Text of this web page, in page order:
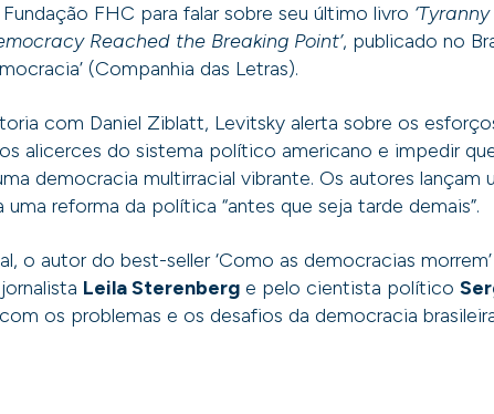
FHC para falar sobre seu último livro
Reached the Breaking Point’, publicado no
(Companhia das Letras).
com Daniel Ziblatt, Levitsky alerta sobre os
alicerces do sistema político americano e impedir
democracia multirracial vibrante. Os autores lançam
reforma da política “antes que seja tarde demais”.
o autor do best-seller ‘Como as democracias
Leila Sterenberg e pelo cientista político
os problemas e os desafios da democracia